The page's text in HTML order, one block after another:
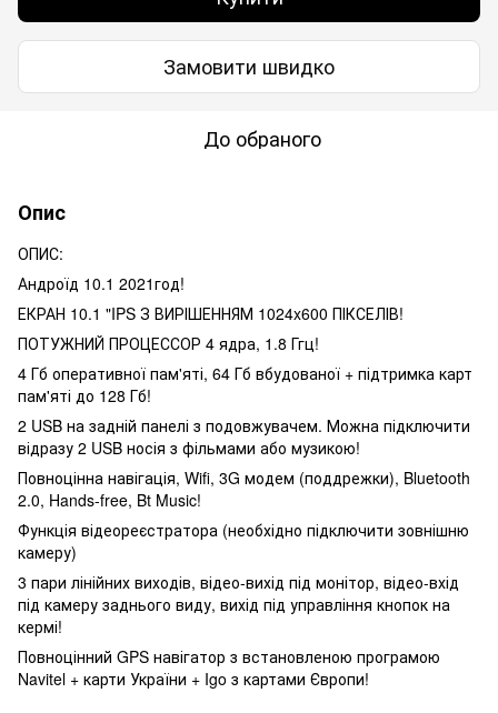
Замовити швидко
До обраного
Опис
ОПИС:
Андроїд 10.1 2021год!
ЕКРАН 10.1 "IPS З ВИРІШЕННЯМ 1024x600 ПІКСЕЛІВ!
ПОТУЖНИЙ ПРОЦЕССОР 4 ядра, 1.8 Ггц!
4 Гб оперативної пам'яті, 64 Гб вбудованої + підтримка карт
пам'яті до 128 Гб!
2 USB на задній панелі з подовжувачем. Можна підключити
відразу 2 USB носія з фільмами або музикою!
Повноцінна навігація, Wifi, 3G модем (поддрежки), Bluetooth
2.0, Hands-free, Bt Music!
Функція відеореєстратора (необхідно підключити зовнішню
камеру)
3 пари лінійних виходів, відео-вихід під монітор, відео-вхід
під камеру заднього виду, вихід під управління кнопок на
кермі!
Повноцінний GPS навігатор з встановленою програмою
Navitel + карти України + Igo з картами Європи!